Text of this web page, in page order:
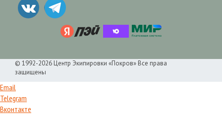
© 1992-2026 Центр Экипировки «Покров» Все права
защищены
Email
Telegram
Вконтакте